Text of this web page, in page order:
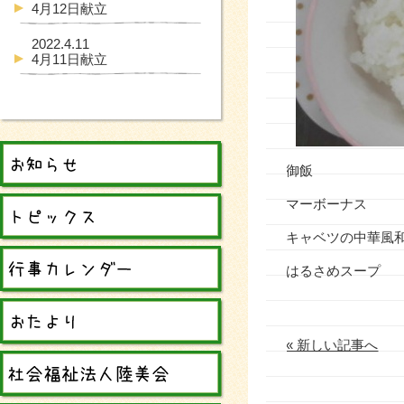
御飯
マーボーナス
キャベツの中華
はるさめスープ
« 新しい記事へ
4月12日献立
2022.4.11
4月11日献立